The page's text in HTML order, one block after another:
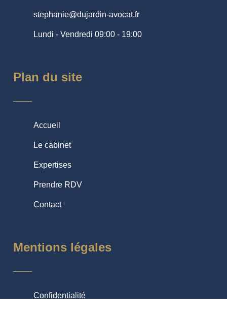
stephanie@dujardin-avocat.fr
Lundi - Vendredi 09:00 - 19:00
Plan du site
Accueil
Le cabinet
Expertises
Prendre RDV
Contact
Mentions légales
Confidentialité